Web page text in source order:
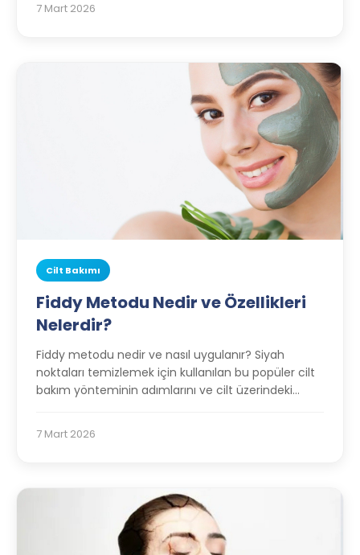
7 Mart 2026
Cilt Bakımı
Fiddy Metodu Nedir ve Özellikleri
Nelerdir?
Fiddy metodu nedir ve nasıl uygulanır? Siyah
noktaları temizlemek için kullanılan bu popüler cilt
bakım yönteminin adımlarını ve cilt üzerindeki
7 Mart 2026